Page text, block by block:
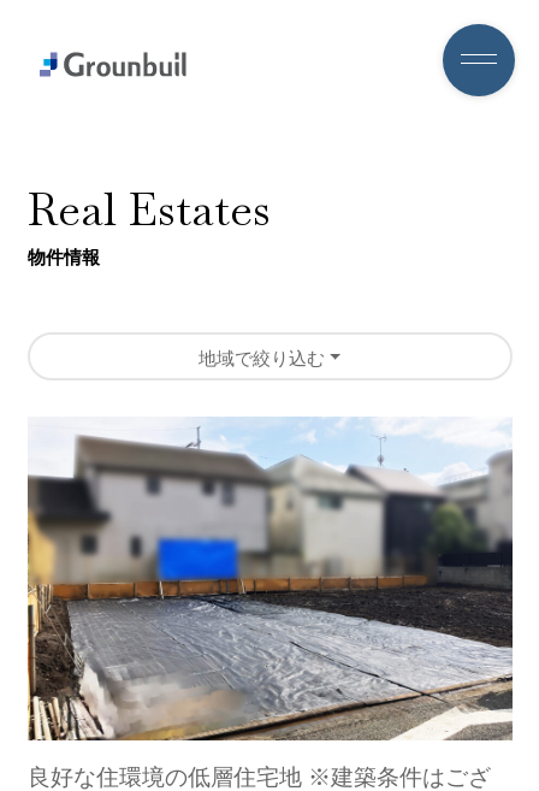
Real Estates
物件情報
地域で絞り込む
良好な住環境の低層住宅地 ※建築条件はござ